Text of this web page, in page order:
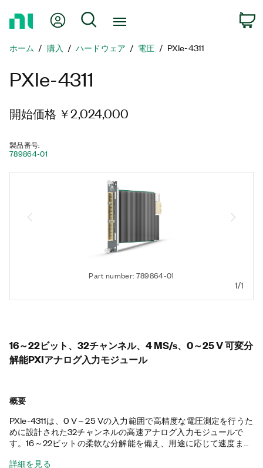
Myアカウント
検索
ホーム 購入 ハードウェア 電圧 PXIe-4311
PXIe-4311
開始価格 ￥2,024,000
製品番号:
789864-01
Part number: 789864-01
1/1
16～22ビット、32チャンネル、4 MS/s、0～25 V 可変分
解能PXIアナログ入力モジュール
概要
PXIe-4311は、0 V～25 Vの入力範囲で高精度な電圧測定を行うた
めに設計された32チャンネルの高速アナログ入力モジュールで
す。16～22ビットの柔軟な分解能を備え、用途に応じて速度また
全チャンネル同時サンプリングをサポートします。PXIe-4311
詳細を見る